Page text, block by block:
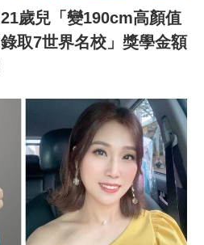
歲兒「變190cm高顏值
取7世界名校」獎學金額